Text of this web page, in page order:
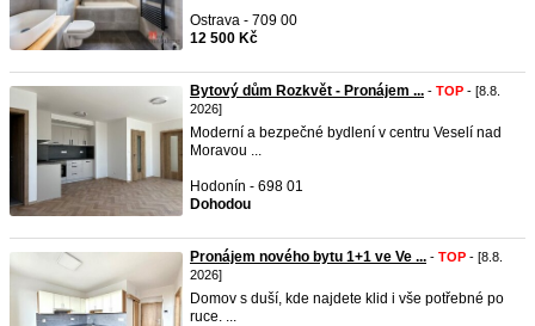
Ostrava - 709 00
12 500 Kč
Bytový dům Rozkvět - Pronájem ... - TOP - [8.8.
2026]
Moderní a bezpečné bydlení v centru Veselí nad
Moravou ...
Hodonín - 698 01
Dohodou
Pronájem nového bytu 1+1 ve Ve ... - TOP - [8.8.
2026]
Domov s duší, kde najdete klid i vše potřebné po
ruce. ...